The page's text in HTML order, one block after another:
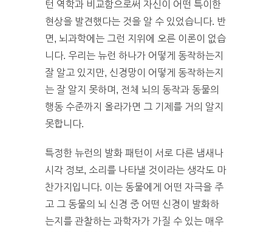
턴 역학과 비교함으로써 자신이 어떤 특이한
현상을 발견했다는 것을 알 수 있었습니다. 반
면, 뇌과학에는 그런 지위에 오른 이론이 없습
니다. 우리는 뉴런 하나가 어떻게 동작하는지
잘 알고 있지만, 신경망이 어떻게 동작하는지
는 잘 알지 못하며, 전체 뇌의 동작과 동물의
행동 수준까지 올라가면 그 기제를 거의 알지
못합니다.
특정한 뉴런의 발화 패턴이 서로 다른 냄새나
시각 정보, 소리를 나타낼 것이라는 생각도 마
찬가지입니다. 이는 동물에게 어떤 자극을 주
고 그 동물의 뇌 신경 중 어떤 신경이 발화하
는지를 관찰하는 과학자가 가질 수 있는 매우